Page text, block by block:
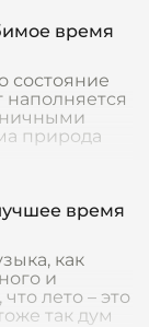
время
состояние
наполняется
природа
время
как
и
лето – это
так дум